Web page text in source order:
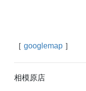
［googlemap ］
相模原店